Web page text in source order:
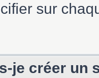
sur
je créer un